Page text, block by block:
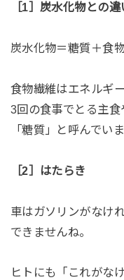
［1］炭水化物との違
炭水化物＝糖質＋食物
食物繊維はエネルギ
3回の食事でとる主
「糖質」と呼んでいま
［2］はたらき
車はガソリンがなけ
できませんね。
ヒトにも「これがな